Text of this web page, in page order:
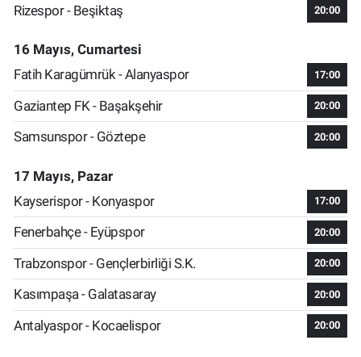
Rizespor - Beşiktaş
20:00
16 Mayıs, Cumartesi
Fatih Karagümrük - Alanyaspor
17:00
Gaziantep FK - Başakşehir 20:00
Samsunspor - Göztepe 20:00
17 Mayıs, Pazar
Kayserispor - Konyaspor
17:00
Fenerbahçe - Eyüpspor 20:00
Trabzonspor - Gençlerbirliği S.K. 20:00
Kasımpaşa - Galatasaray 20:00
Antalyaspor - Kocaelispor 20:00